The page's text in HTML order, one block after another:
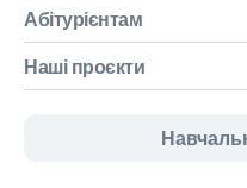
Абітурієнтам
Наші проєкти